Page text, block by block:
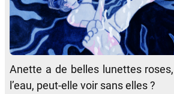
Anette a de belles lunettes
l’eau, peut-elle voir sans elles ?